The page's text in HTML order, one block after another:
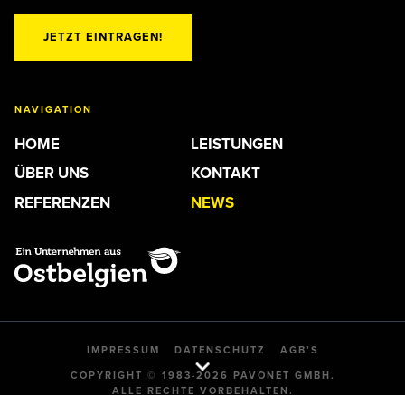
JETZT EINTRAGEN!
NAVIGATION
HOME
ÜBER UNS
REFERENZEN
LEISTUNGEN
KONTAKT
NEWS
IMPRESSUM DATENSCHUTZ
AGB’S
COPYRIGHT © 1983-2026 PAVONET GMBH.
ALLE RECHTE VORBEHALTEN.